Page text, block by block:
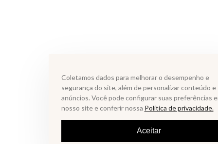
Coletamos dados para melhorar o desempenho e
segurança do site, além de personalizar conteúdo e
anúncios. Você pode configurar suas preferências
nosso site e conferir nossa Política de privacidade.
Aceitar